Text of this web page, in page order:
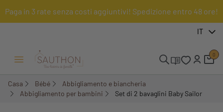
Paga in 3 rate senza costi aggiuntivi! Spedizione entro 48 ore!
IT
Menu Apri/Chiudi
0
Casa Bébé
Abbigliamento e biancheria
Abbigliamento per bambini
Set di 2 bavaglini Baby Sailor
-30,02%